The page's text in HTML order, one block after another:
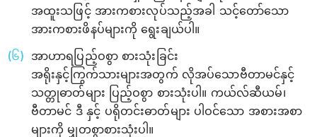
အထူးသဖြင့် အားကစားလုပ်သည့်အခါ သင့်တော်သော
အားကစားဖိနပ်များကို ရွေးချယ်ပါ။
အာဟာရပြည့်ဝစွာ စားသုံးခြင်း
အရိုးနှင့်ကြွက်သားများအတွက် လိုအပ်သောဗီတာမင်နှင့်
သတ္တုဓာတ်များ ပြည့်ဝစွာ စားသုံးပါ။ ကယ်လ်ဆီယမ်၊
ဗီတာမင် ဒီ နှင့် ပရိုတင်းဓာတ်များ ပါဝင်သော အစားအစာ
များကို မျှတစွာစားသုံးပါ။